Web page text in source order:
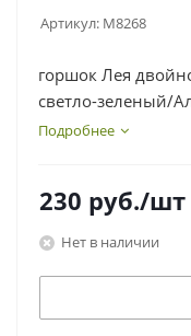
Артикул: М8268
горшок Лея
светло-зеленый/
Подробнее
230 руб./шт
Нет в наличии